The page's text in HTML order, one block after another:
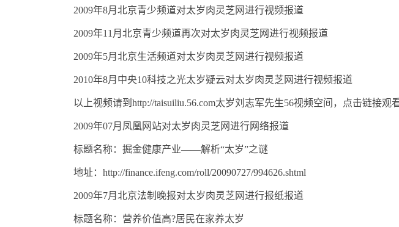
2009年8月北京青少频道对太岁肉灵芝网进行视频报道
2009年11月北京青少频道再次对太岁肉灵芝网进行视频报道
2009年5月北京生活频道对太岁肉灵芝网进行视频报道
2010年8月中央10科技之光太岁疑云对太岁肉灵芝网进行视频报道
以上视频请到http://taisuiliu.56.com太岁刘志军先生56视频空间，点击链接观看
2009年07月凤凰网站对太岁肉灵芝网进行网络报道
标题名称：掘金健康产业——解析“太岁”之谜
地址：http://finance.ifeng.com/roll/20090727/994626.shtml
2009年7月北京法制晚报对太岁肉灵芝网进行报纸报道
标题名称：营养价值高?居民在家养太岁